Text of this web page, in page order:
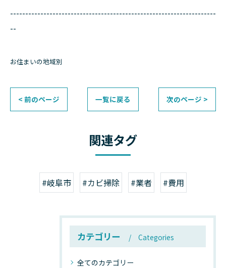
--------------------------------------------------------------------
--
お住まいの地域別
< 前のページ 一覧に戻る 次のページ >
関連タグ
#岐阜市 #カビ掃除 #業者 #費用
カテゴリー Categories
全てのカテゴリー